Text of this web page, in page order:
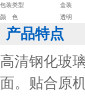
包装类型
盒装
颜 色
透明
产品特点
高清钢化玻
面。贴合原